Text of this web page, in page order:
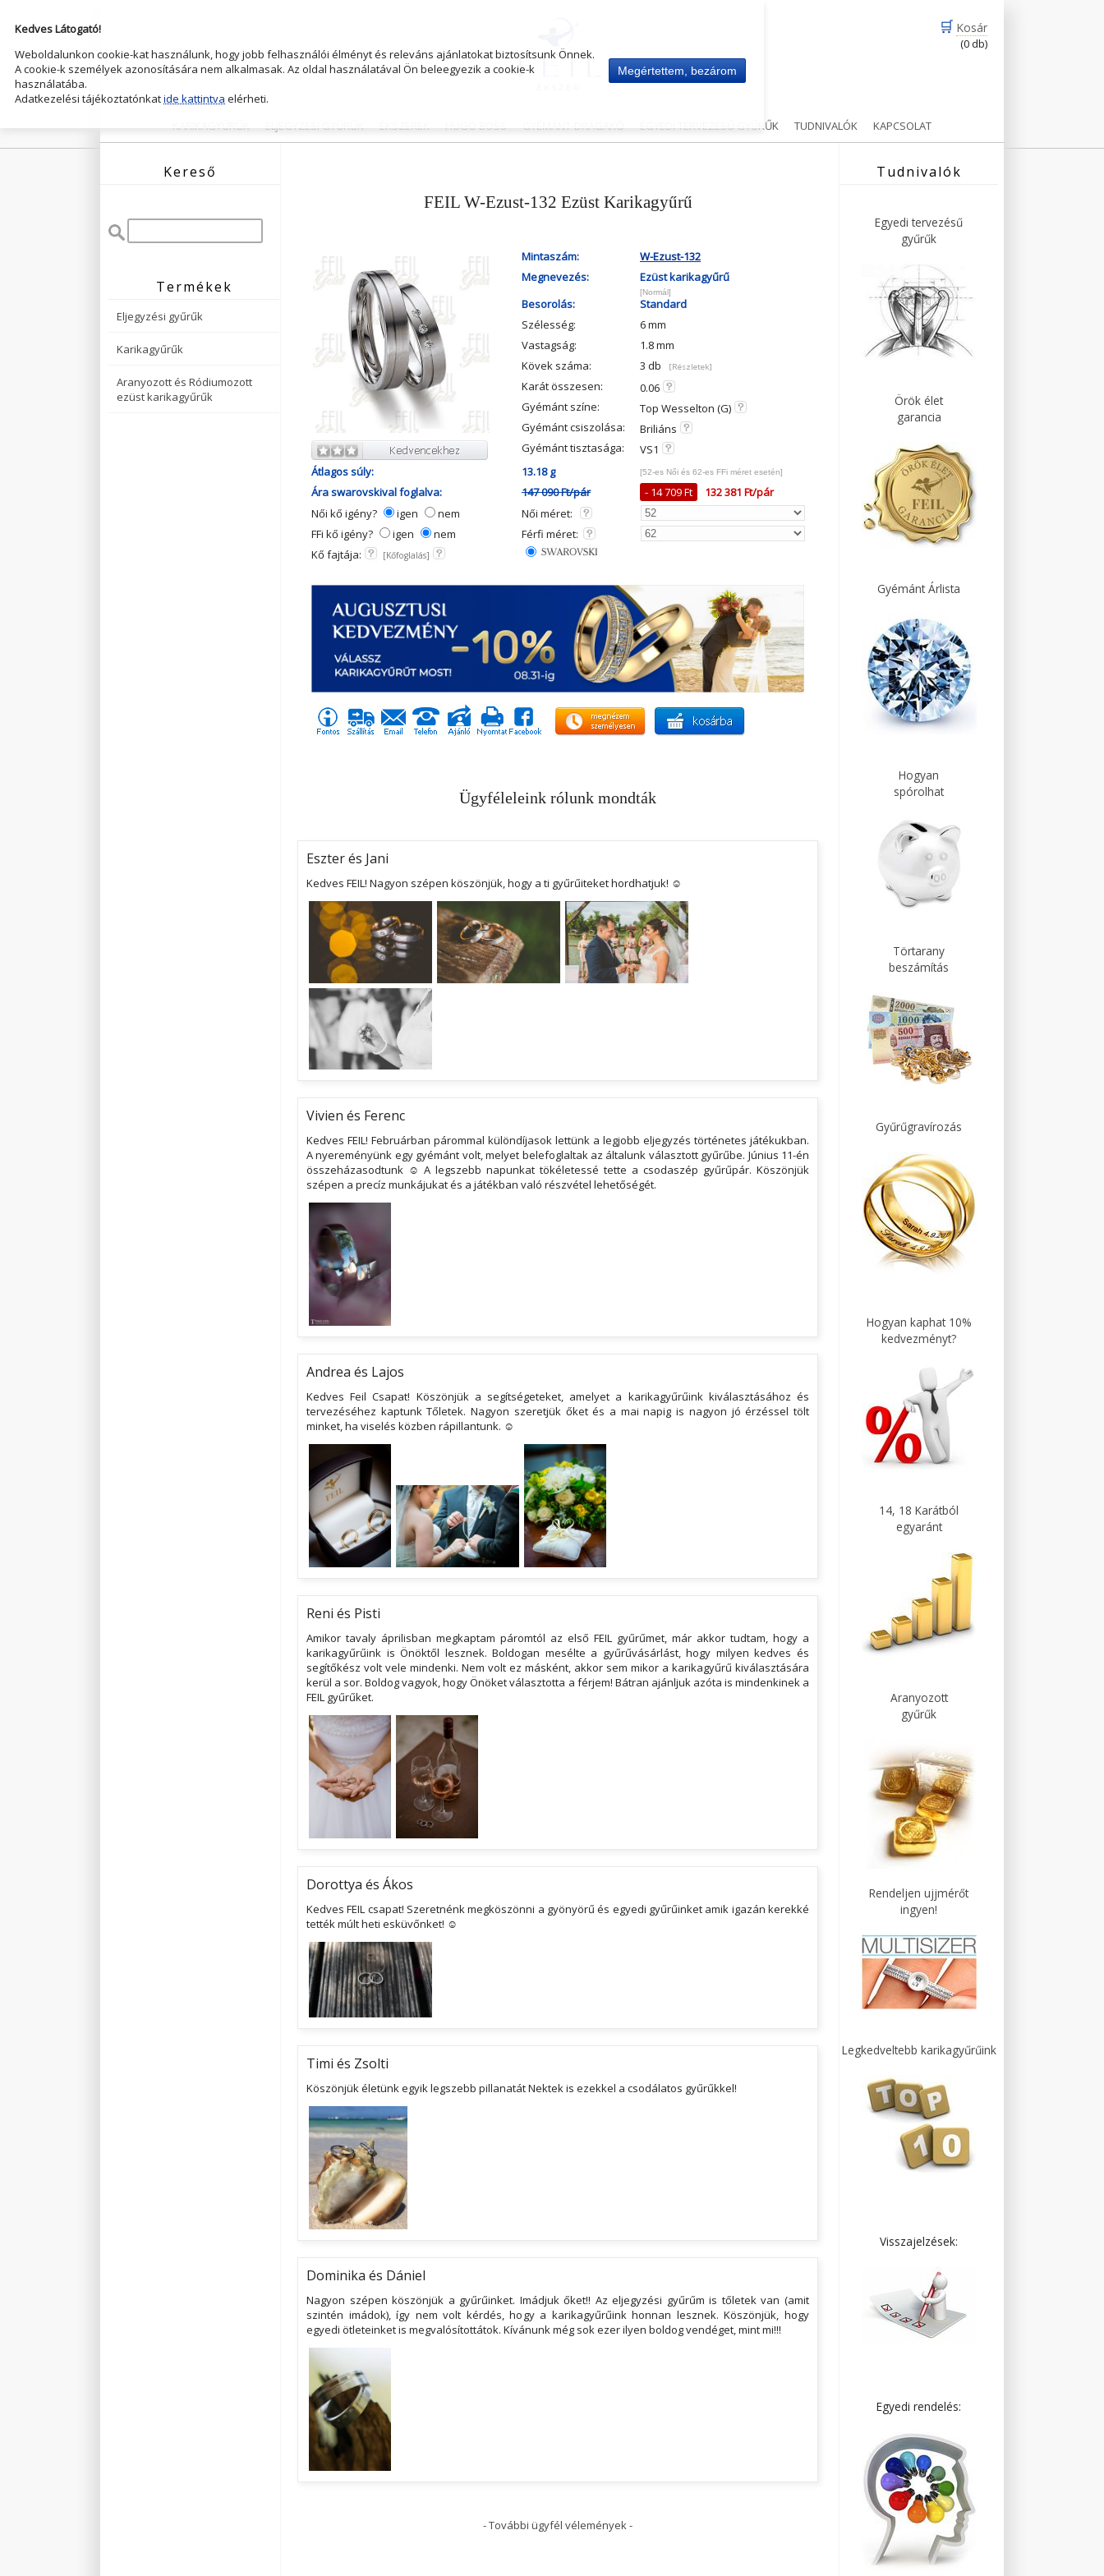
🛒 Kosár
(0 db)
KARIKAGYŰRŰK ELJEGYZESI GYŰRŰK ÉKSZEREK HUGO BOSS GYÉMÁNT-DRÁGAKŐ EGYEDI TERVEZÉSŰ GYŰRŰK TUDNIVALÓK KAPCSOLAT
Kereső
Termékek
Eljegyzési gyűrűk
Karikagyűrűk
Aranyozott és Ródiumozott
ezüst karikagyűrűk
FEIL W-Ezust-132 Ezüst Karikagyűrű
Mintaszám:
W-Ezust-132
Megnevezés:
Ezüst karikagyűrű
[Normál]
Besorolás:
Standard
Szélesség:
6 mm
Vastagság:
1.8 mm
Kövek száma:
3 db [Részletek]
Karát összesen:
0.06
Gyémánt színe:
Top Wesselton (G)
Gyémánt csiszolása:
Briliáns
Gyémánt tisztasága:
VS1
Átlagos súly:
13.18 g [52-es Női és 62-es FFi méret esetén]
Ára swarovskival foglalva: 147 090 Ft/pár - 14 709 Ft
132 381 Ft/pár
Női kő igény?
igen nem
Női méret:
FFi kő igény?
igen nem
Férfi méret:
Kő fajtája:
[Kőfoglalás]
Ügyféleleink rólunk mondták
Eszter és Jani
Kedves FEIL! Nagyon szépen köszönjük, hogy a ti gyűrűiteket hordhatjuk! ☺
Vivien és Ferenc
Kedves FEIL! Februárban párommal különdíjasok lettünk a legjobb eljegyzés történetes játékukban.
A nyereményünk egy gyémánt volt, melyet belefoglaltak az általunk választott gyűrűbe. Június 11-én
összeházasodtunk ☺ A legszebb napunkat tökéletessé tette a csodaszép gyűrűpár. Köszönjük
szépen a precíz munkájukat és a játékban való részvétel lehetőségét.
Andrea és Lajos
Kedves Feil Csapat! Köszönjük a segítségeteket, amelyet a karikagyűrűink kiválasztásához és
tervezéséhez kaptunk Tőletek. Nagyon szeretjük őket és a mai napig is nagyon jó érzéssel tölt
minket, ha viselés közben rápillantunk. ☺
Reni és Pisti
Amikor tavaly áprilisban megkaptam páromtól az első FEIL gyűrűmet, már akkor tudtam, hogy a
karikagyűrűink is Önöktől lesznek. Boldogan mesélte a gyűrűvásárlást, hogy milyen kedves és
segítőkész volt vele mindenki. Nem volt ez másként, akkor sem mikor a karikagyűrű kiválasztására
kerül a sor. Boldog vagyok, hogy Önöket választotta a férjem! Bátran ajánljuk azóta is mindenkinek a
FEIL gyűrűket.
Dorottya és Ákos
Kedves FEIL csapat! Szeretnénk megköszönni a gyönyörű és egyedi gyűrűinket amik igazán kerekké
tették múlt heti esküvőnket! ☺
Timi és Zsolti
Köszönjük életünk egyik legszebb pillanatát Nektek is ezekkel a csodálatos gyűrűkkel!
Dominika és Dániel
Nagyon szépen köszönjük a gyűrűinket. Imádjuk őket!! Az eljegyzési gyűrűm is tőletek van (amit
szintén imádok), így nem volt kérdés, hogy a karikagyűrűink honnan lesznek. Köszönjük, hogy
egyedi ötleteinket is megvalósítottátok. Kívánunk még sok ezer ilyen boldog vendéget, mint mi!!!
- További ügyfél vélemények -
Tudnivalók
Egyedi tervezésű
gyűrűk
Örök élet
garancia
Gyémánt Árlista
Hogyan
spórolhat
Törtarany
beszámítás
Gyűrűgravírozás
Hogyan kaphat 10%
kedvezményt?
14, 18 Karátból
egyaránt
Aranyozott
gyűrűk
Rendeljen ujjmérőt
ingyen!
Legkedveltebb karikagyűrűink
Visszajelzések:
Egyedi rendelés:
Kedves Látogató!
Weboldalunkon cookie-kat használunk, hogy jobb felhasználói élményt és releváns ajánlatokat biztosítsunk Önnek.
A cookie-k személyek azonosítására nem alkalmasak. Az oldal használatával Ön beleegyezik a cookie-k
használatába.
Adatkezelési tájékoztatónkatide kattintva elérheti.
Megértettem, bezárom